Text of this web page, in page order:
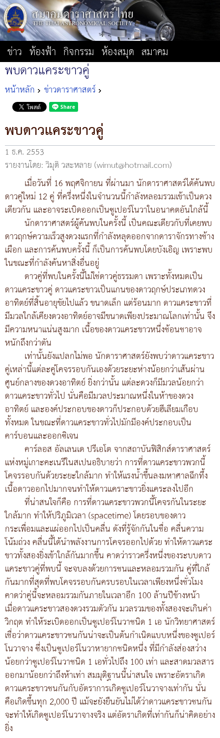
ข่าว ท้องฟ้า กิจกรรม ห้องสมุด สมาคม
พบดาวแคระขาวคู่
หน้าหลัก ข่าวดาราศาสตร์
พบดาวแคระขาวคู่
1 ธ.ค. 2553
รายงานโดย: วิมุติ วสะหลาย (wimut@hotmail.com)
เมื่อวันที่ 16 พฤศจิกายน ที่ผ่านมา นักดาราศาสตร์ได้ค้นพบ
ดาวคู่ใหม่ 12 คู่ ที่ครึ่งหนึ่งในจำนวนนี้กำลังหลอมรวมเข้าเป็นดวง
เดียวกัน และอาจระเบิดออกเป็นซูเปอร์โนวาในอนาคตอันใกล้นี้
นักดาราศาสตร์ผู้ค้นพบในครั้งนี้ เป็นคณะเดียวกับที่เคยพบ
ดาวฤกษ์ความเร็วสูงดวงแรกที่กำลังหลุดออกจากดาราจักรทางช้าง
เผือก และการค้นพบครั้งนี้ ก็เป็นการค้นพบโดยบังเอิญ เพราะพบ
ในขณะที่กำลังค้นหาสิ่งอื่นอยู่
ดาวคู่ที่พบในครั้งนี้ไม่ใช่ดาวคู่ธรรมดา เพราะทั้งหมดเป็น
ดาวแคระขาวคู่ ดาวแคระขาวเป็นแกนของดาวฤกษ์ประเภทดวง
อาทิตย์ที่สิ้นอายุขัยไปแล้ว ขนาดเล็ก แต่ร้อนมาก ดาวแคระขาวที่
มีมวลใกล้เคียงดวงอาทิตย์อาจมีขนาดเพียงประมาณโลกเท่านั้น จึง
มีความหนาแน่นสูงมาก เนื้อของดาวแคระขาวหนึ่งช้อนชาอาจ
หนักถึงกว่าตัน
เท่านั้นยังแปลกไม่พอ นักดาราศาสตร์ยังพบว่าดาวแคระขาว
คู่เหล่านี้แต่ละคู่โคจรรอบกันเองด้วยระยะห่างน้อยกว่าเส้นผ่าน
ศูนย์กลางของดวงอาทิตย์ ยิ่งกว่านั้น แต่ละดวงก็มีมวลน้อยกว่า
ดาวแคระขาวทั่วไป นั่นคือมีมวลประมาณหนึ่งในห้าของดวง
อาทิตย์ และองค์ประกอบของดาวก็ประกอบด้วยฮีเลียมเกือบ
ทั้งหมด ในขณะที่ดาวแคระขาวทั่วไปมักมีองค์ประกอบเป็น
คาร์บอนและออกซิเจน
คาร์ลอส อัลเลนเด ปรีเอโต จากสถาบันฟิสิกส์ดาราศาสตร์
แห่งหมู่เกาะคะเนรีในสเปนอธิบายว่า การที่ดาวแคระขาวพวกนี้
โคจรรอบกันด้วยระยะใกล้มาก ทำให้แรงน้ำขึ้นลงมหาศาลฉีกทึ้ง
เนื้อดาวออกไปมากจนทำให้ดาวแคราะขาวยิ่งแคระลงไปอีก
ที่น่าสนใจก็คือ การที่ดาวแคระขาวพวกนี้โคจรกันในระยะ
ใกล้มาก ทำให้ปริภูมิเวลา (spacetime) โดยรอบของดาว
กระเพื่อมและแผ่ออกไปเป็นคลื่น ดังที่รู้จักกันในชื่อ คลื่นความ
โน้มถ่วง คลื่นนี้ได้นำพลังงานการโคจรออกไปด้วย ทำให้ดาวแคระ
ขาวทั้งสองยิ่งเข้าใกล้กันมากขึ้น คาดว่าราวครึ่งหนึ่งของระบบดาว
แคระขาวคู่ที่พบนี้ จะจบลงด้วยการชนและหลอมรวมกัน คู่ที่ใกล้
กันมากที่สุดที่พบโคจรรอบกันครบรอบในเวลาเพียงหนึ่งชั่วโมง
คาดว่าคู่นี้จะหลอมรวมกันภายในเวลาอีก 100 ล้านปีข้างหน้า
เมื่อดาวแคระขาวสองดวงรวมตัวกัน มวลรวมของทั้งสองจะเกินค่า
วิกฤต ทำให้ระเบิดออกเป็นซูเปอร์โนวาชนิด 1 เอ นักวิทยาศาสตร์
เชื่อว่าดาวแคระขาวชนกันน่าจะเป็นต้นกำเนิดแบบหนึ่งของซูเปอร์
โนวาจาง ซึ่งเป็นซูเปอร์โนวาหายากชนิดหนึ่ง ที่มีกำลังส่องสว่าง
น้อยกว่าซูเปอร์โนวาชนิด 1 เอทั่วไปถึง 100 เท่า และสาดมวลสาร
ออกมาน้อยกว่าถึงห้าเท่า สมมุติฐานนี้น่าสนใจ เพราะอัตราเกิด
ดาวแคระขาวชนกันกับอัตราการเกิดซูเปอร์โนวาจางเท่ากัน นั่น
คือเกิดขึ้นทุก 2,000 ปี แม้จะยังยืนยันไม่ได้ว่าดาวแคระขาวชนกัน
จะทำให้เกิดซูเปอร์โนวาจางจริง แต่อัตราเกิดที่เท่ากันก็น่าคิดอย่าง
ยิ่ง